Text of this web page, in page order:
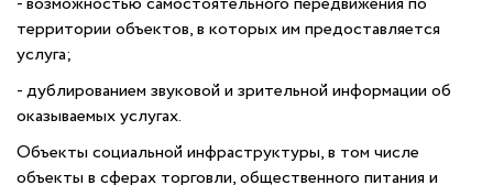
территории объектов, в которых им предоставляется
услуга;
- дублированием звуковой и зрительной информации об
оказываемых услугах.
Объекты социальной инфраструктуры, в том числе
объекты в сферах торговли, общественного питания и